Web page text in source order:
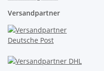
Versandpartner